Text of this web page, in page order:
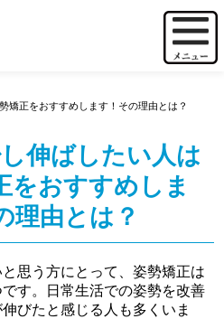
矯正をおすすめします！その理由とは？
伸ばしたい人は
をおすすめしま
理由とは？
思う方にとって、姿勢矯正は
す。日常生活での姿勢を改善
びたと感じる人も多くいま